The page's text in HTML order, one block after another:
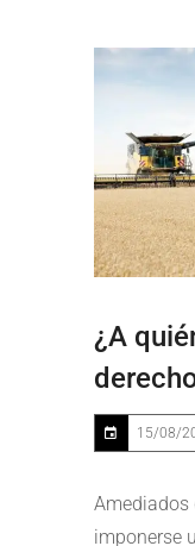
¿A
15/08/
Amediados
imponerse